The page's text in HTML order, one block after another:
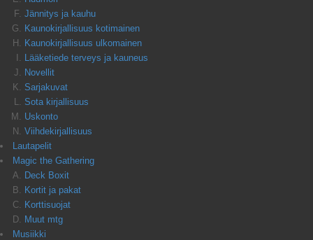
Jännitys ja kauhu
Kaunokirjallisuus kotimainen
Kaunokirjallisuus ulkomainen
Lääketiede terveys ja kauneus
Novellit
Sarjakuvat
Sota kirjallisuus
Uskonto
Viihdekirjallisuus
Lautapelit
Magic the Gathering
Deck Boxit
Kortit ja pakat
Korttisuojat
Muut mtg
Musiikki